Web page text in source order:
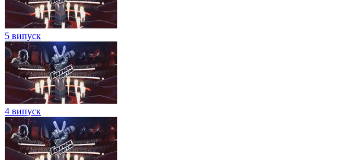
5 випуск
4 випуск